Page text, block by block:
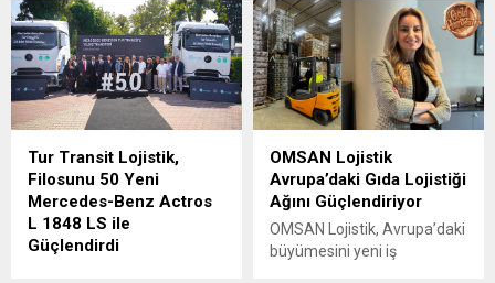
Tur Transit Lojistik,
Filosunu 50 Yeni
Mercedes-Benz Actros
L 1848 LS ile
Güçlendirdi
OMSAN Lojistik
Avrupa’daki Gıda Lojistiği
Ağını Güçlendiriyor
OMSAN Lojistik, Avrupa’daki
büyümesini yeni iş